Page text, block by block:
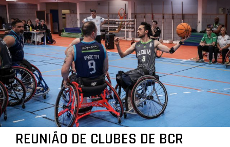
REUNIÃO DE CLUBES DE BCR